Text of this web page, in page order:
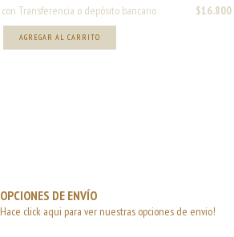
con Transferencia o depósito bancario
AGREGAR AL CARRITO
$16.800
OPCIONES DE ENVÍO
Hace click aqui para ver nuestras opciones de envio!